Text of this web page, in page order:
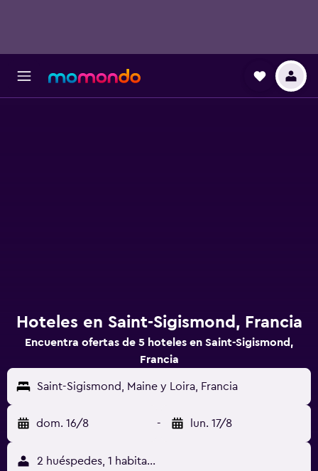
Hoteles en Saint-Sigismond, Francia
Encuentra ofertas de 5 hoteles en Saint-Sigismond,
Francia
Saint-Sigismond, Maine y Loira, Francia
dom. 16/8 - lun. 17/8
2 huéspedes, 1 habitación